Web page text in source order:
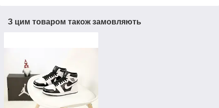
З цим товаром також замовляють